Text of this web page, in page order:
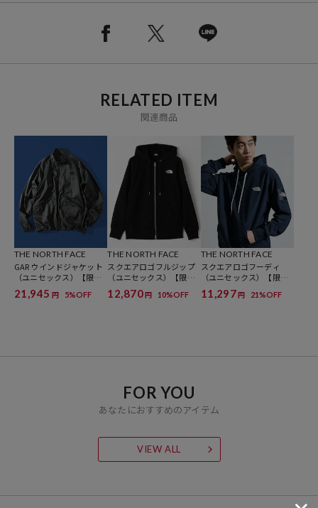
●ZIP IN ZIP対応でインナー連結が可能な高い拡張性
●裏地には肌離れのよいポリエステルメッシュを採用
※メーカー品番：NP22650
おすすめコーディネート
同素材のパンツやショーツと合わせたセットアップスタイルで、統一
感のあるスポーティーな着こなしがおすすめ。
インナーにはロゴTやロングスリーブTシャツを合わせるだけで、
2000年代ムード漂うアウトドアミックスが完成。
ZIP IN ZIP対応のため、気温が下がる時期はフリースや中綿ミドラー
を連結してロングシーズン対応。
デニムやカーゴパンツと合わせた街着スタイルにも自然に馴染む一
着。
※掲載画像の商品の色味は、屋外や屋内の光の照射や角度により実物
異なる場合もございますので、予めご了承ください。
ンタグを必ずご確認下さい。
RELATED ITEM
関連商品
THE NORTH FACE
GAR ウインドジャケット
（ユニセックス）【限定
展開】
21,945 円 5%OFF
THE NORTH FACE
スクエアロゴフルジップ
（ユニセックス）【限定
展開】
12,870円 10%OFF
THE NORTH FACE
スクエアロゴフーディ
（ユニセックス）【限定
展開】
11,297円 21%OFF
FOR YOU
あなたにおすすめのアイテム
VIEW ALL